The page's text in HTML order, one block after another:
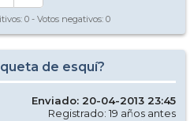
0 - Votos negativos: 0
de esquí?
Enviado: 20-04-2013 23:45
Registrado: 19 años antes